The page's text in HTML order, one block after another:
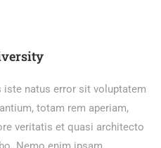
natus error sit voluptatem
totam rem aperiam,
veritatis et quasi architecto